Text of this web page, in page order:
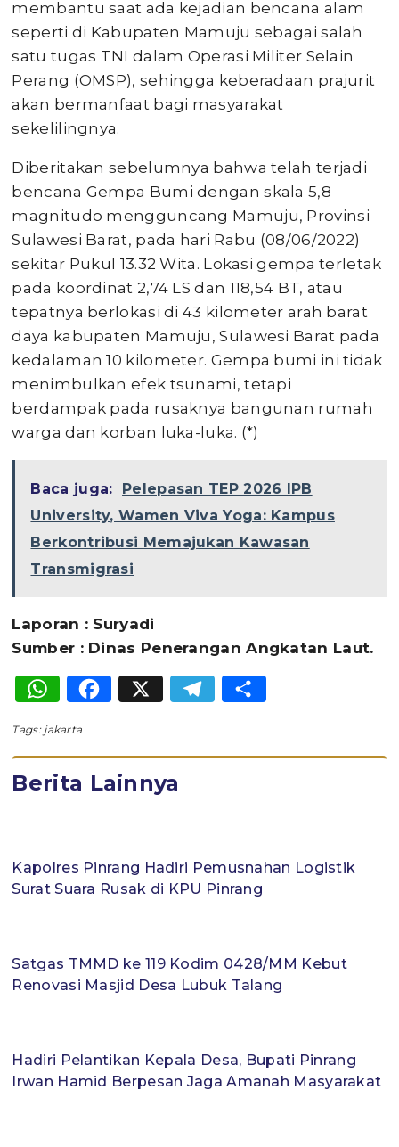
membantu saat ada kejadian bencana alam
seperti di Kabupaten Mamuju sebagai salah
satu tugas TNI dalam Operasi Militer Selain
Perang (OMSP), sehingga keberadaan prajurit
akan bermanfaat bagi masyarakat
sekelilingnya.
Diberitakan sebelumnya bahwa telah terjadi
bencana Gempa Bumi dengan skala 5,8
magnitudo mengguncang Mamuju, Provinsi
Sulawesi Barat, pada hari Rabu (08/06/2022)
sekitar Pukul 13.32 Wita. Lokasi gempa terletak
pada koordinat 2,74 LS dan 118,54 BT, atau
tepatnya berlokasi di 43 kilometer arah barat
daya kabupaten Mamuju, Sulawesi Barat pada
kedalaman 10 kilometer. Gempa bumi ini tidak
menimbulkan efek tsunami, tetapi
berdampak pada rusaknya bangunan rumah
warga dan korban luka-luka. (*)
Baca juga:
Pelepasan TEP 2026 IPB
University, Wamen Viva Yoga: Kampus
Berkontribusi Memajukan Kawasan
Transmigrasi
Laporan : Suryadi
Sumber : Dinas Penerangan Angkatan Laut.
WhatsApp
Facebook
X Telegram
Tags: jakarta
Berita Lainnya
Kapolres Pinrang Hadiri Pemusnahan Logistik
Surat Suara Rusak di KPU Pinrang
Satgas TMMD ke 119 Kodim 0428/MM Kebut
Renovasi Masjid Desa Lubuk Talang
Hadiri Pelantikan Kepala Desa, Bupati Pinrang
Irwan Hamid Berpesan Jaga Amanah Masyarakat